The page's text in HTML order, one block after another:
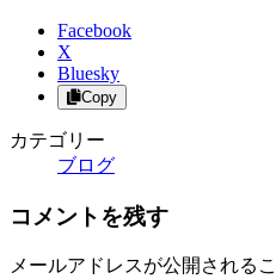
Facebook
X
Bluesky
Copy
カテゴリー
ブログ
コメントを残す
メールアドレスが公開される